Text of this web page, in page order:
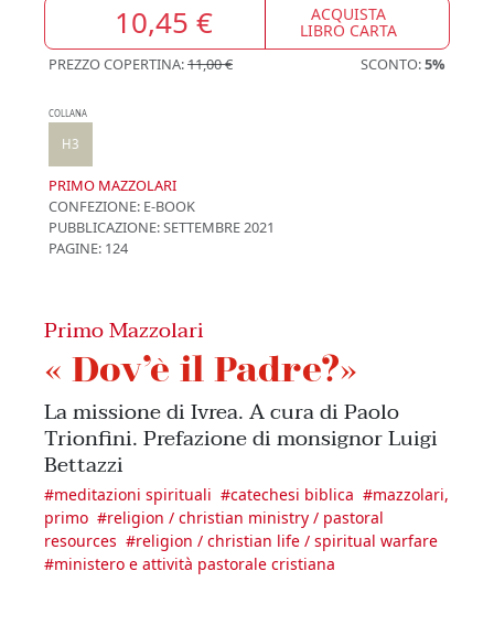
10,45 € ACQUISTA
LIBRO CARTA
PREZZO COPERTINA:11,00 € SCONTO:5%
COLLANA
H3
PRIMO MAZZOLARI
CONFEZIONE: E-BOOK
PUBBLICAZIONE:SETTEMBRE 2021
PAGINE: 124
Primo Mazzolari
« Dov’è il Padre?»
La missione di Ivrea. A cura di Paolo
Trionfini. Prefazione di monsignor Luigi
Bettazzi
#meditazioni spirituali #catechesi biblica #mazzolari,
primo #religion / christian ministry / pastoral
resources #religion / christian life / spiritual warfare
#ministero e attività pastorale cristiana